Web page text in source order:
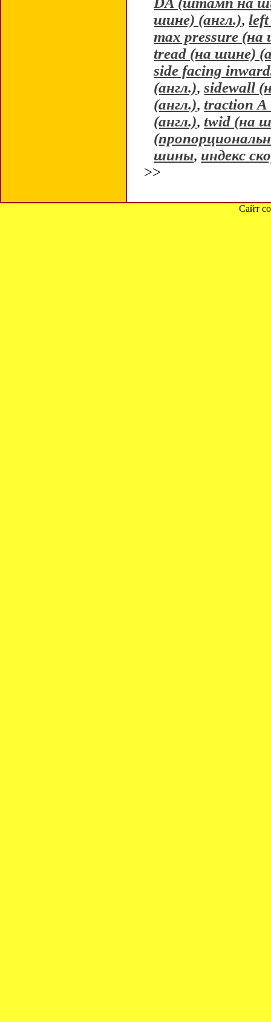
шине) (англ.),
max pressure (на
tread (на шине)
side facing
(англ.),sidewall
(англ.),traction А
(англ.),twid (на
шины, индекс
>>
Сайт